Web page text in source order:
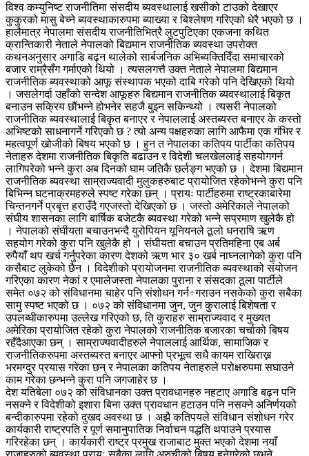
विश्व कम्युनिष्ट राजनीतिमा संसदीय ब्यवस्थालाई खसीको टाउको देखाएर
कुकुरको मासु बेच्ने ब्यवस्थाकारुपमा ब्याख्या र बिश्लेषण गरिएको धेरै भएको छ ।
हालैमात्र नेपालमा संसदीय राजनीतिभित्रै लुटपुटिएका एकजना कथित
क्रान्तिकारी नेताले नेपालको बिद्यमान राजनीतिक ब्यवस्था उपरोक्त
कथनअनुसार अगाडि बढ्न थालेको सार्बजनिक अभिब्यक्तिदिँदा समाचारको
बजार राम्रैसँग गर्माएको थियो । त्यसलगत्तै उक्त नेताले नेपालमा बिद्यमान
राजनीतिक ब्यवस्थाको आफू संस्थापक भएको दाबि गरेको पनि देखिएको थियो
। जसलेगर्दा उहाँको सन्देश आफूहरु बिद्यमान राजनीतिक ब्यवस्थालाई बिकृत
बनाउन सक्रिय छौंभन्ने होभनेर सहजै बुझ्न सकिन्थ्यो । त्यसरी नेपालको
राजनीतिक ब्यवस्थालाई बिकृत बनाएर र नेपाललाई अस्तब्यस्त बनाएर के कस्तो
अभिष्टको साधनागर्ने गरिएको छ ? त्यो अन्य पक्षहरुका लागि आफैमा एक गंभिर र
महत्वपूर्ण खोजीको बिषय भएको छ । हुन त नेपालका कतिपय पार्टीका कतिपय
नेताहरु देशमा राजनीतिक बिकृति बढाउन र विदेशी चलखेललाई सहयोगगर्न
लागिपरेको भन्ने कुरा अब दिनको घाम जतिकै छर्लङ्ग भएको छ । देशमा बिद्यमान
राजनीतिक ब्यवस्था साम्राज्यवादी मुलुकहरुबाट प्रायोजित रहेकोभन्ने कुरा पनि
बिभिन्न घटनाक्रमहरुले स्पष्ट गरेका छन् । प्रायः पार्टीहरुमा राष्ट्रकाबारेमा
चिन्तनगर्ने प्रबृत्त हराउँदै गएजस्तो देखिएको छ । जस्तो अमेरिकाले नेपालको
संघीय शासनका लागि बार्षिक बजेटकै ब्यवस्था गरेको भन्ने सप्रमाण खुलेकै हो
। नेपालको संघीयता बचाउनभन्दै युरोपियन यूनियनले ठूलो धनराषि ऋण
सहयोग गरेको कुरा पनि खुलेकै हो । संघीयता बचाउन प्रतिमहिना एब अर्ब
रुपैयाँ थप खर्च गर्नुपरेका कारण देशको ऋण भार ३० खर्ब नाघ्नलागेको कुरा पनि
कसैबाट लुकेको छैन । विदेशीको प्रायोजनमा राजनीतिक ब्यवस्थाको संयोजन
गरिएका कारण नेकां र एमालेजस्ता नेपालका पुराना र संसदका ठूला पार्टीले
समेत ०७२ को संविधानमा चाहेर पनि संशोधन गर्न÷गराउन नसकेको कुरा सबैका
सामु स्पष्ट भएको छ । ०७२ को संविधानमा जुन, जुन कुरालाई बिशेषता र
उपलब्धीकारुपमा उल्लेख गरिएको छ, ति कुराहरु साम्राज्यवाद र मुख्यत
अमेरिका प्रायोजित रहेको कुरा नेपालको राजनीतिक बजारका चर्चाको बिषय
रहँदैआएका छन् । साम्राज्यवादीहरुले नेपाललाई आर्थिक, सामाजिक र
राजनीतिकरुपमा अस्तब्यस्त बनाएर आफ्नो प्रभूत्व सधै कायम राखिराख्न
भरमग्दुर प्रयास गरेका छन् र नेपालका कतिपय नेताहरुले परोक्षरुपमा सघाउने
काम गरेका छन्भन्ने कुरा पनि जगजाहेर छ ।
देश यतिबेला ०७२ को संविधानका उक्त प्रावधानहरु नहटाए अगाडि बढ्न पनि
नसक्ने र विदेशीको इशारा बिना उक्त प्रावधान हटाउन पनि नसक्ने अनिर्णयको
बन्दीकारुपमा रहेको दुखद अवस्था छ । अझै कतिपयले संविधान संशोधन गरेर
कार्यकारी राष्ट्रपति र पूर्ण समानुपातिक निर्वाचन पद्धति थपाउने प्रयास
गरिरहेका छन् । कार्यकारी राष्ट्र प्रमुख राजाबाट मुक्त भएको देशमा नयाँ